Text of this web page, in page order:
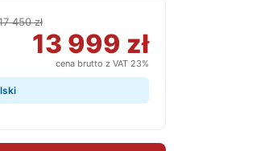
450 zł
13 999 zł
cena brutto z VAT 23%